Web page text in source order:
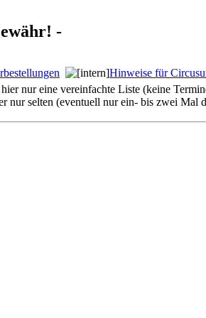
-
Hinweise für
nur eine vereinfachte Liste (keine
nur selten (eventuell nur ein- bis zwei